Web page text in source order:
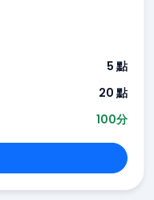
5 點
20 點
100分